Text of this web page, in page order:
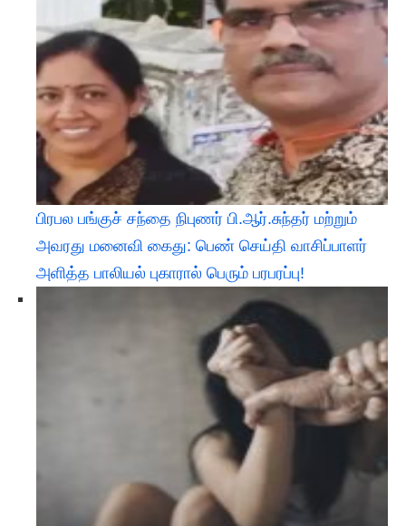
பிரபல பங்குச் சந்தை நிபுணர் பி.ஆர்.சுந்தர் மற்றும்
அவரது மனைவி கைது: பெண் செய்தி வாசிப்பாளர்
அளித்த பாலியல் புகாரால் பெரும் பரபரப்பு!